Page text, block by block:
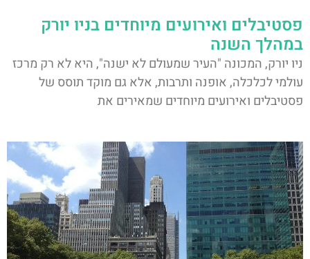
פסטיבלים ואירועים מיוחדים בניו יורק
במהלך השנה
ניו יורק, המכונה "העיר שמעולם לא ישנה", היא לא רק מרכז
עולמי לכלכלה, אופנה ותרבות, אלא גם מוקד תוסס של
פסטיבלים ואירועים מיוחדים שמאירים את